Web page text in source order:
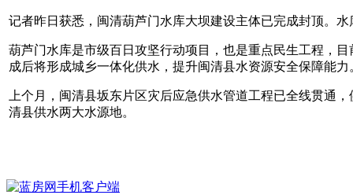
记者昨日获悉，闽清葫芦门水库大坝建设主体已完成封顶。
葫芦门水库是市级百日攻坚行动项目，也是重点民生工程，
成后将形成城乡一体化供水，提升闽清县水资源安全保障能力
上个月，闽清县坂东片区灾后应急供水管道工程已全线贯通
清县供水两大水源地。